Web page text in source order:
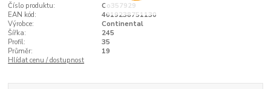
Číslo produktu:
Co357929
EAN kód:
4019238751130
Výrobce:
Continental
Šířka:
245
Profil:
35
Průměr:
19
Hlídat cenu / dostupnost